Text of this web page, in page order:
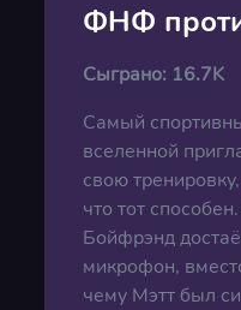
ФНФ
Сыграно: 16.7K
Самый
вселенной
свою
что тот
Бойфрэнд
микрофон,
чему Мэтт был